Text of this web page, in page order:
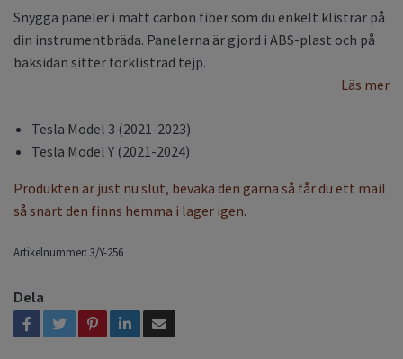
Snygga paneler i matt carbon fiber som du enkelt klistrar på
din instrumentbräda. Panelerna är gjord i ABS-plast och på
baksidan sitter förklistrad tejp.
Läs mer
Tesla Model 3 (2021-2023)
Tesla Model Y (2021-2024)
Produkten är just nu slut, bevaka den gärna så får du ett mail
så snart den finns hemma i lager igen.
Artikelnummer: 3/Y-256
Dela